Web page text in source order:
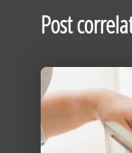
Post